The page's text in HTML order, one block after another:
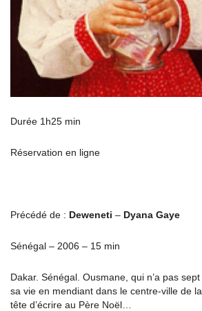
Durée 1h25 min
Réservation en ligne
Précédé de : Deweneti – Dyana Gaye
Sénégal – 2006 – 15 min
Dakar. Sénégal. Ousmane, qui n’a pas
sa vie en mendiant dans le centre-ville de
tête d’écrire au Père Noël…